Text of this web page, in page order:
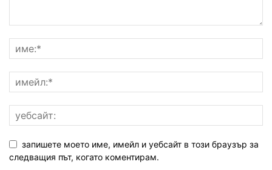
запишете моето име, имейл и уебсайт в този браузър за
следващия път, когато коментирам.